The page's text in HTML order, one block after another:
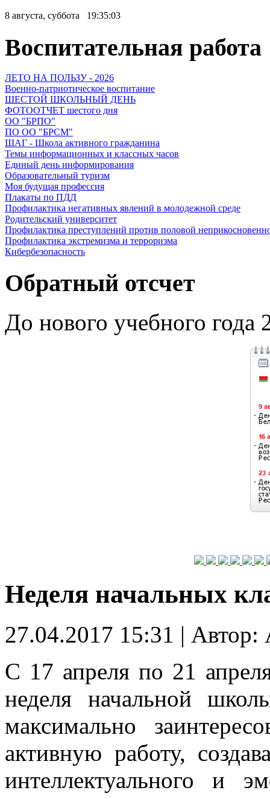
8 августа, суббота 19:35:04
Воспитательная работа
ЛЕТО НА ПОЛЬЗУ - 2026
Военно-патриотическое воспитание
ШЕСТОЙ ШКОЛЬНЫЙ ДЕНЬ
ФОТООТЧЕТ шестого дня
ОО "БРПО"
ПО ОО "БРСМ"
ШАГ - Школа активного гражданина
Темы информационных и классных часов
Единый день информирования
Образовательный туризм
Моя будущая профессия
Плакаты по ПДД
Профилактика негативных явлений в молодежной среде
Родительский университет
Профилактика преступлений против половой
Профилактика экстремизма и терроризма
Кибербезопасность
Обратный отсчет
До нового учебного года
Неделя начальных
27.04.2017 15:31 | Автор:
С 17 апреля по 21
неделя начальной
максимально
активную работу,
интеллектуального и